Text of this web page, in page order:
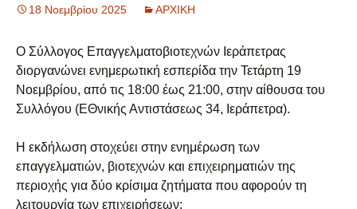
18 Νοεμβρίου 2025 ΑΡΧΙΚΗ
Ο Σύλλογος Επαγγελματοβιοτεχνών Ιεράπετρας
διοργανώνει ενημερωτική εσπερίδα την Τετάρτη 19
Νοεμβρίου, από τις 18:00 έως 21:00, στην αίθουσα του
Συλλόγου (ΕΘνικής Αντιστάσεως 34, Ιεράπετρα).
Η εκδήλωση στοχεύει στην ενημέρωση των
επαγγελματιών, βιοτεχνών και επιχειρηματιών της
περιοχής για δύο κρίσιμα ζητήματα που αφορούν τη
λειτουργία των επιχειρήσεων: